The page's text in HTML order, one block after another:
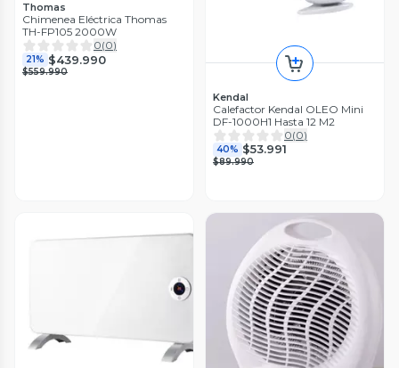
Thomas
Chimenea Eléctrica Thomas
TH-FP105 2000W
0(0)
21% $439.990
$559.990
Kendal
Calefactor Kendal OLEO Mini
DF-1000H1 Hasta 12 M2
0(0)
40% $53.991
$89.990